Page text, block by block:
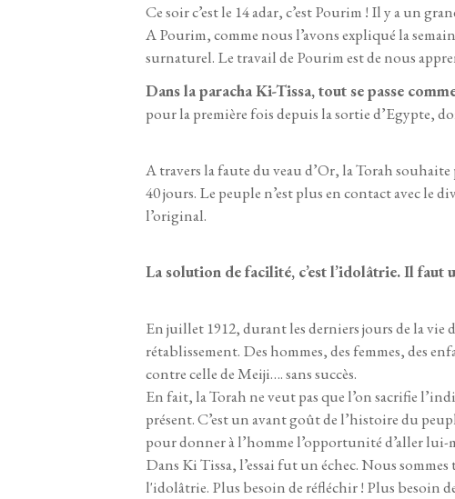
Ce soir c’est le 14 adar, c’est Pourim ! Il y a un
A Pourim, comme nous l’avons expliqué la
surnaturel. Le travail de Pourim est de nous
Dans la paracha Ki-Tissa, tout se passe
pour la première fois depuis la sortie d’Egypte,
A travers la faute du veau d’Or, la Torah
40 jours. Le peuple n’est plus en contact avec
l’original.
La solution de facilité, c’est l’idolâtrie. Il faut
En juillet 1912, durant les derniers jours de la
rétablissement. Des hommes, des femmes, des
contre celle de Meiji…. sans succès.
En fait, la Torah ne veut pas que l’on sacrifie
présent. C’est un avant goût de l’histoire du
pour donner à l’homme l’opportunité d’aller
Dans Ki Tissa, l’essai fut un échec. Nous
l'idolâtrie. Plus besoin de réfléchir ! Plus besoin